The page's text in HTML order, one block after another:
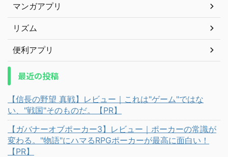
マンガアプリ
リズム
便利アプリ
最近の投稿
【信長の野望 真戦】レビュー｜これは"ゲーム"ではな
い、"戦国"そのものだ。【PR】
【ガバナーオブポーカー3】レビュー｜ポーカーの常識が
変わる。"物語"にハマるRPGポーカーが最高に面白い！
【PR】